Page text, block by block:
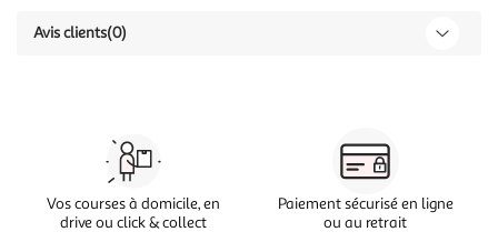
Avis clients(0)
Vos courses à domicile, en
drive ou click & collect
Paiement sécurisé en ligne
ou au retrait